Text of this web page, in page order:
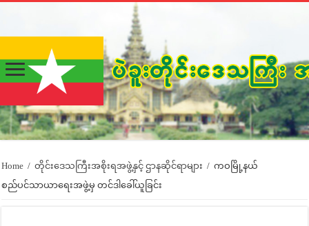
Home / တိုင်းဒေသကြီးအစိုးရအဖွဲ့နှင့် ဌာနဆိုင်ရာများ / ကဝမြို့နယ်
စည်ပင်သာယာရေးအဖွဲ့မှ တင်ဒါခေါ်ယူခြင်း